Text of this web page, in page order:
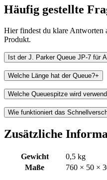
Häufig gestellte
Hier findest du klare Antworten
Produkt.
Ist der J. Parker Queue JP-7 für
Welche Länge hat der Queue?+
Welche Queuespitze wird
Wie funktioniert das
Zusätzliche
Gewicht
0,5 kg
Maße
760 × 50 ×